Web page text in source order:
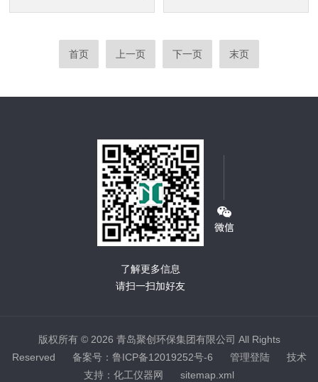
首页 上一页 下一页 末页
了解更多信息
请扫一扫加好友
版权所有 © 2026 青岛聚创环保集团有限公司 All Rights
Reserved 备案号：鲁ICP备12019252号-6 管理登陆技术
支持： 化工仪器网 sitemap.xml